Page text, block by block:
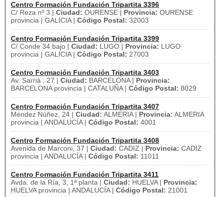
Centro Formación Fundación Tripartita 3396
C/ Reza nº 3 | Ciudad: OURENSE | Provincia: OURENSE
provincia | GALICIA | Código Postal: 32003
Centro Formación Fundación Tripartita 3399
C/ Conde 34 bajo | Ciudad: LUGO | Provincia: LUGO
provincia | GALICIA | Código Postal: 27003
Centro Formación Fundación Tripartita 3403
Av. Sarrià , 27 | Ciudad: BARCELONA | Provincia:
BARCELONA provincia | CATALUÑA | Código Postal: 8029
Centro Formación Fundación Tripartita 3407
Méndez Núñez, 24 | Ciudad: ALMERIA | Provincia: ALMERIA
provincia | ANDALUCÍA | Código Postal: 4001
Centro Formación Fundación Tripartita 3408
Avenida de Marconi, 37 | Ciudad: CADIZ | Provincia: CADIZ
provincia | ANDALUCÍA | Código Postal: 11011
Centro Formación Fundación Tripartita 3411
Avda. de la Ría, 3, 1ª planta | Ciudad: HUELVA | Provincia:
HUELVA provincia | ANDALUCÍA | Código Postal: 21001